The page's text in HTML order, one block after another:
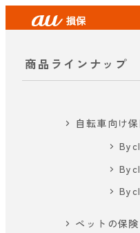
商品ラインナップ
自転車向け
ペットの保険